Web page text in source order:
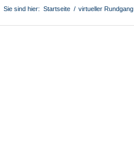
Sie sind hier: Startseite / virtueller Rundgang